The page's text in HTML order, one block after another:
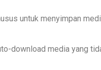
untuk menyimpan
download media yang